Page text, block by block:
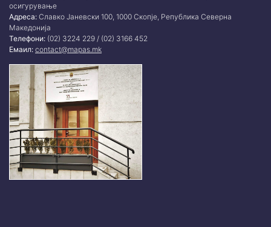
осигурување
Адреса: Славко Јаневски 100, 1000 Скопје, Република Северна
Македонија
Телефони: (02) 3224 229 / (02) 3166 452
Емаил: contact@mapas.mk